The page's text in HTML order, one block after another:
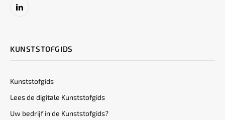
LinkedIn
KUNSTSTOFGIDS
Kunststofgids
Lees de digitale Kunststofgids
Uw bedrijf in de Kunststofgids?